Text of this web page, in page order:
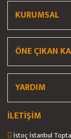
KURUMSAL
ÖNE ÇIKAN
YARDIM
İLETİŞİM
İstoç İstanbul